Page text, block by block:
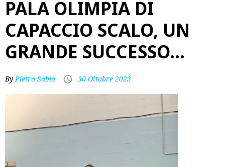
PALA OLIMPIA DI
CAPACCIO SCALO, UN
GRANDE SUCCESSO…
ByPietro Sabia 30 Ottobre 2023